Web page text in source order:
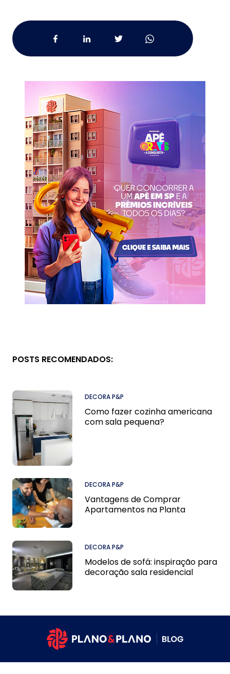
POSTS RECOMENDADOS:
DECORA P&P
Como fazer cozinha americana
com sala pequena?
DECORA P&P
Vantagens de Comprar
Apartamentos na Planta
DECORA P&P
Modelos de sofá: inspiração para
decoração sala residencial